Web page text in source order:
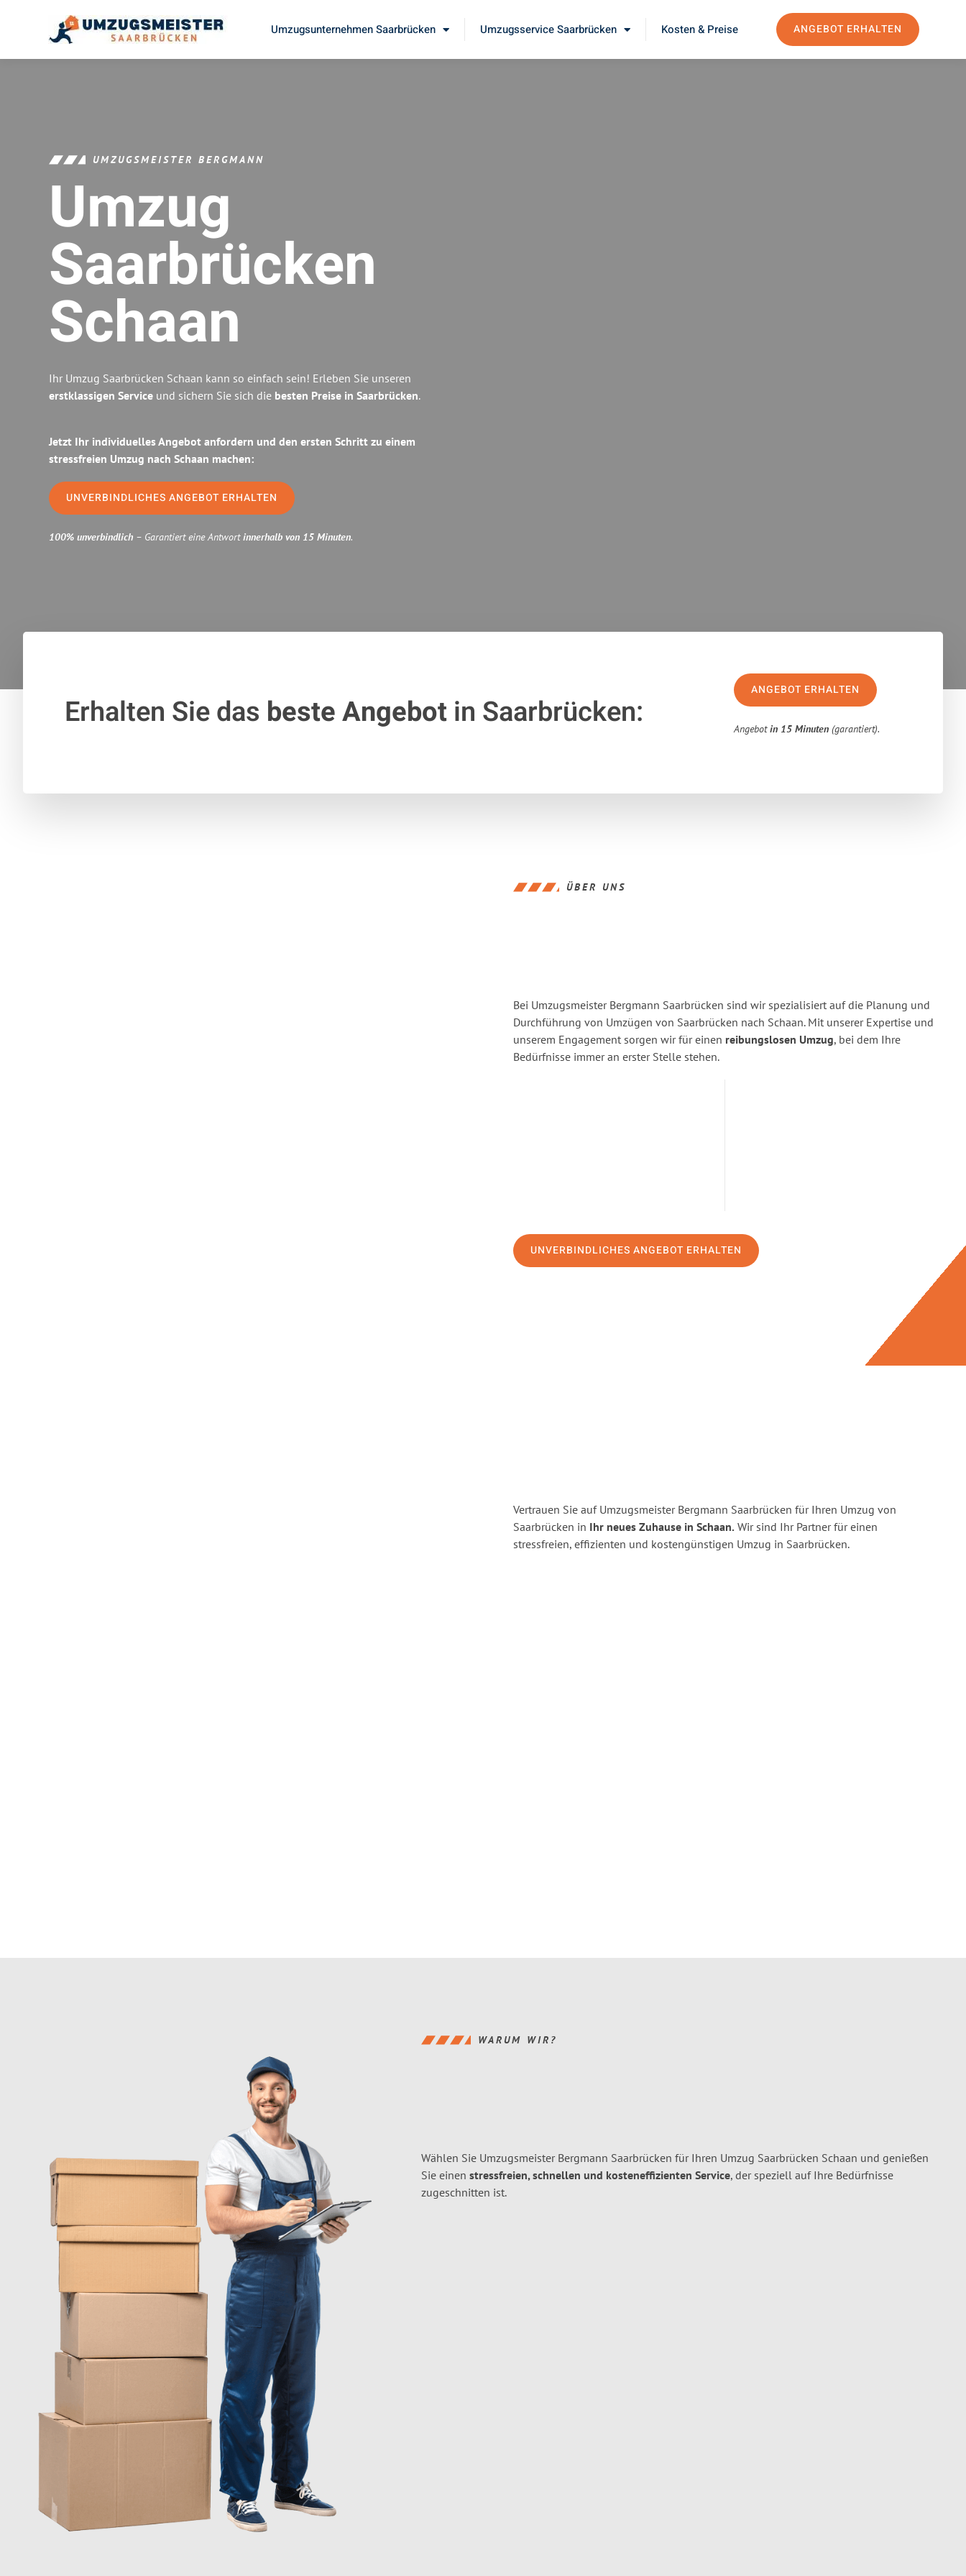
Umzugsunternehmen Saarbrücken Umzugsservice Saarbrücken Kosten & Preise ANGEBOT ERHALTEN
UMZUGSMEISTER BERGMANN
Umzug
Saarbrücken
Schaan
Ihr Umzug Saarbrücken Schaan kann so einfach sein! Erleben Sie unseren
erstklassigen Service und sichern Sie sich die besten Preise in Saarbrücken.
Jetzt Ihr individuelles Angebot anfordern und den ersten Schritt zu einem
stressfreien Umzug nach Schaan machen:
UNVERBINDLICHES ANGEBOT ERHALTEN
100% unverbindlich – Garantiert eine Antwortinnerhalb von 15 Minuten.
Erhalten Sie das beste Angebotin Saarbrücken:
ANGEBOT ERHALTEN
Angebotin 15 Minuten (garantiert).
ÜBER UNS
Bei Umzugsmeister Bergmann Saarbrücken sind wir spezialisiert auf die Planung und
Durchführung von Umzügen von Saarbrücken nach Schaan. Mit unserer Expertise und
unserem Engagement sorgen wir für einen reibungslosen Umzug, bei dem Ihre
Bedürfnisse immer an erster Stelle stehen.
UNVERBINDLICHES ANGEBOT ERHALTEN
Vertrauen Sie auf Umzugsmeister Bergmann Saarbrücken für Ihren Umzug von
Saarbrücken in Ihr neues Zuhause in Schaan. Wir sind Ihr Partner für einen
stressfreien, effizienten und kostengünstigen Umzug in Saarbrücken.
WARUM WIR?
Wählen Sie Umzugsmeister Bergmann Saarbrücken für Ihren Umzug Saarbrücken Schaan und genießen
Sie einen stressfreien, schnellen und kosteneffizienten Service, der speziell auf Ihre Bedürfnisse
zugeschnitten ist.